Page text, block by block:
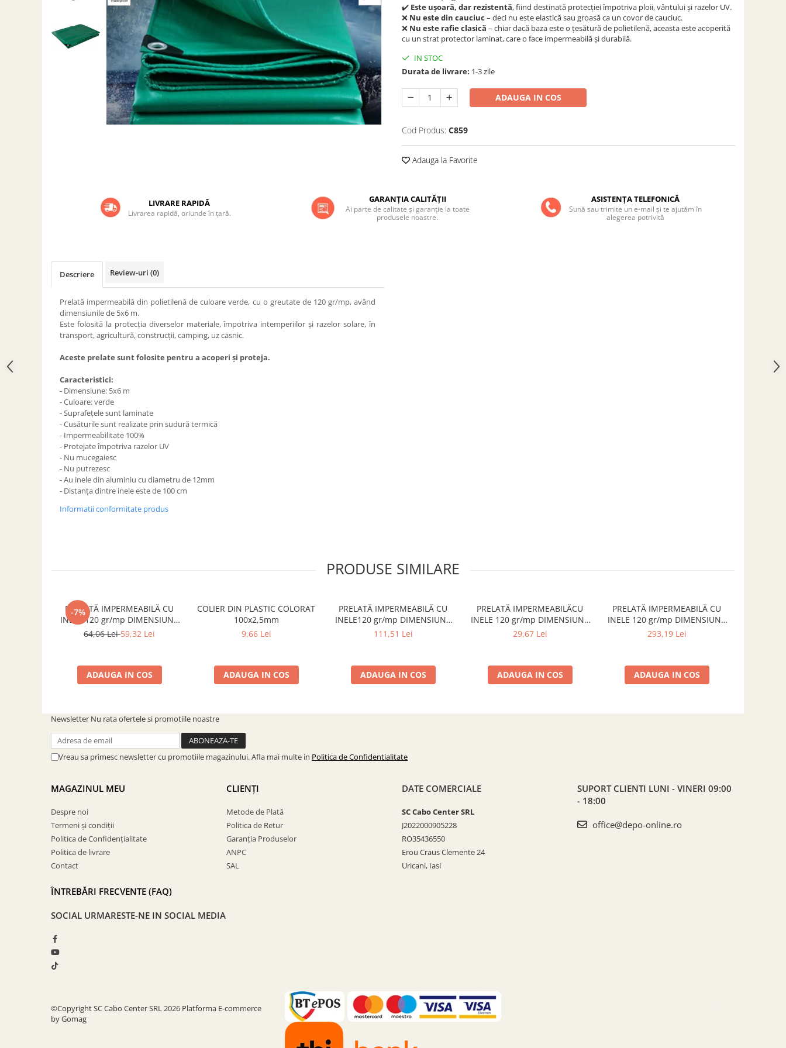
Grătare electrice
Grătare pe cărbuni
GRĂTARE PE GAZ
Uși pentru sobă și șemineu
Vase pentru gătit din aluminiu
CUPTOARE PENTRU SOBĂ
ACCESORII PENTRU GATIT
Prelată impermeabilă din
polietilenă cu inele
COȘURI DE FUM
Coșuri de fum din beton
Coșuri de fum din inox
Coșuri de fum din otel
Baterii și accesorii
PLASE DE UMBRIRE/ ANTIGRINDINĂ
PRODUSE PENTRU GRĂDINARIT
Irigații pentru grădină
Unelte electrice
Unelte pentru grădinărit
UZ GOSPODĂRESC
ȘEMINEE ȘI ÎNCĂLZITOARE DE
✔️ Este ușoară, dar rezistentă, fiind destinată protecției împotriva ploii, vântului și razelor UV.
❌ Nu este din cauciuc – deci nu este elastică sau groasă ca un covor de cauciuc.
❌ Nu este rafie clasică – chiar dacă baza este o țesătură de polietilenă, aceasta este acoperită
cu un strat protector laminat, care o face impermeabilă și durabilă.
IN STOC
Durata de livrare: 1-3 zile
ADAUGA IN COS
Cod Produs: C859
Adauga la Favorite
LIVRARE RAPIDĂ
Livrarea rapidă, oriunde în țară.
GARANȚIA CALITĂȚII
Ai parte de calitate și garanție la toate
produsele noastre.
ASISTENȚA TELEFONICĂ
Sună sau trimite un e-mail și te ajutăm în
alegerea potrivită
Descriere Review-uri (0)
Prelată impermeabilă din polietilenă de culoare verde, cu o greutate de 120 gr/mp, având
dimensiunile de 5x6 m.
Este folosită la protecția diverselor materiale, împotriva intemperiilor și razelor solare, în
transport, agricultură, construcții, camping, uz casnic.
Aceste prelate sunt folosite pentru a acoperi și proteja.
Caracteristici:
- Dimensiune: 5x6 m
- Culoare: verde
- Suprafețele sunt laminate
- Cusăturile sunt realizate prin sudură termică
- Impermeabilitate 100%
- Protejate împotriva razelor UV
- Nu mucegaiesc
- Nu putrezesc
- Au inele din aluminiu cu diametru de 12mm
- Distanța dintre inele este de 100 cm
Informatii conformitate produs
PRODUSE SIMILARE
-7%
PRELATĂ IMPERMEABILĂ CU
INELE 120 gr/mp DIMENSIUNE
3x4 m, VERDE
64,06 Lei59,32 Lei
ADAUGA IN COS
COLIER DIN PLASTIC COLORAT
100x2,5mm
9,66 Lei
ADAUGA IN COS
PRELATĂ IMPERMEABILĂ CU
INELE120 gr/mp DIMENSIUNE
4x5 m, VERDE
111,51 Lei
ADAUGA IN COS
PRELATĂ IMPERMEABILĂCU
INELE 120 gr/mp DIMENSIUNE
2x3 m, VERDE
29,67 Lei
ADAUGA IN COS
PRELATĂ IMPERMEABILĂ CU
INELE 120 gr/mp DIMENSIUNE
6x10 m, VERDE
293,19 Lei
ADAUGA IN COS
Newsletter Nu rata ofertele si promotiile noastre
Vreau sa primesc newsletter cu promotiile magazinului. Afla mai multe in Politica de Confidentialitate
MAGAZINUL MEU
Despre noi
Termeni și condiții
Politica de Confidențialitate
Politica de livrare
Contact
ÎNTREBĂRI FRECVENTE (FAQ)
CLIENȚI
Metode de Plată
Politica de Retur
Garanția Produselor
ANPC
SAL
DATE COMERCIALE
SC Cabo Center SRL
J2022000905228
RO35436550
Erou Craus Clemente 24
Uricani, Iasi
SUPORT CLIENTI LUNI - VINERI 09:00
- 18:00
office@depo-online.ro
SOCIAL URMARESTE-NE IN SOCIAL MEDIA
©Copyright SC Cabo Center SRL 2026 Platforma E-commerce
by Gomag